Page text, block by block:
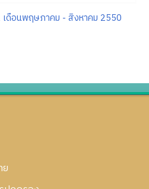
ดือนพฤษภาคม - สิงหาคม 2550